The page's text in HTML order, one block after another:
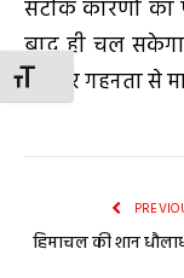
TOGGLE FONT SIZE
सटीक कारणों का
बाद ही चल
रखकर गहनता से
हिमाचल की शान